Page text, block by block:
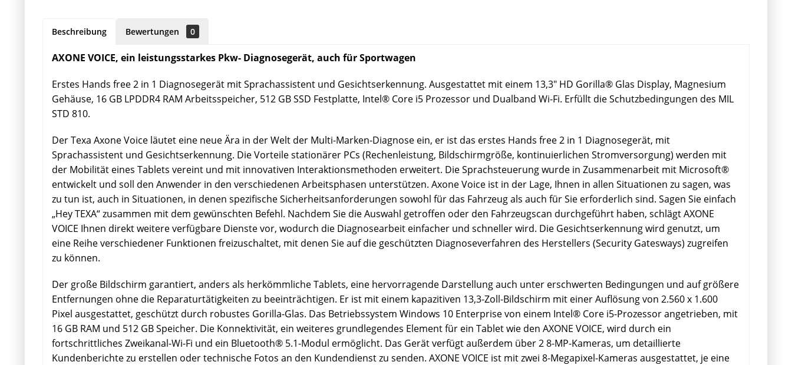
Beschreibung Bewertungen 0
AXONE VOICE, ein leistungsstarkes Pkw- Diagnosegerät, auch für Sportwagen
Erstes Hands free 2 in 1 Diagnosegerät mit Sprachassistent und Gesichtserkennung. Ausgestattet mit einem 13,3" HD Gorilla® Glas Display, Magnesium
Gehäuse, 16 GB LPDDR4 RAM Arbeitsspeicher, 512 GB SSD Festplatte, Intel® Core i5 Prozessor und Dualband Wi-Fi. Erfüllt die Schutzbedingungen des MIL
STD 810.
Der Texa Axone Voice läutet eine neue Ära in der Welt der Multi-Marken-Diagnose ein, er ist das erstes Hands free 2 in 1 Diagnosegerät, mit
Sprachassistent und Gesichtserkennung. Die Vorteile stationärer PCs (Rechenleistung, Bildschirmgröße, kontinuierlichen Stromversorgung) werden mit
der Mobilität eines Tablets vereint und mit innovativen Interaktionsmethoden erweitert. Die Sprachsteuerung wurde in Zusammenarbeit mit Microsoft®
entwickelt und soll den Anwender in den verschiedenen Arbeitsphasen unterstützen. Axone Voice ist in der Lage, Ihnen in allen Situationen zu sagen, was
zu tun ist, auch in Situationen, in denen spezifische Sicherheitsanforderungen sowohl für das Fahrzeug als auch für Sie erforderlich sind. Sagen Sie einfach
„Hey TEXA“ zusammen mit dem gewünschten Befehl. Nachdem Sie die Auswahl getroffen oder den Fahrzeugscan durchgeführt haben, schlägt AXONE
VOICE Ihnen direkt weitere verfügbare Dienste vor, wodurch die Diagnosearbeit einfacher und schneller wird. Die Gesichtserkennung wird genutzt, um
eine Reihe verschiedener Funktionen freizuschaltet, mit denen Sie auf die geschützten Diagnoseverfahren des Herstellers (Security Gatesways) zugreifen
zu können.
Der große Bildschirm garantiert, anders als herkömmliche Tablets, eine hervorragende Darstellung auch unter erschwerten Bedingungen und auf größere
Entfernungen ohne die Reparaturtätigkeiten zu beeinträchtigen. Er ist mit einem kapazitiven 13,3-Zoll-Bildschirm mit einer Auflösung von 2.560 x 1.600
Pixel ausgestattet, geschützt durch robustes Gorilla-Glas. Das Betriebssystem Windows 10 Enterprise von einem Intel® Core i5-Prozessor angetrieben, mit
16 GB RAM und 512 GB Speicher. Die Konnektivität, ein weiteres grundlegendes Element für ein Tablet wie den AXONE VOICE, wird durch ein
fortschrittliches Zweikanal-Wi-Fi und ein Bluetooth® 5.1-Modul ermöglicht. Das Gerät verfügt außerdem über 2 8-MP-Kameras, um detaillierte
Kundenberichte zu erstellen oder technische Fotos an den Kundendienst zu senden. AXONE VOICE ist mit zwei 8-Megapixel-Kameras ausgestattet, je eine